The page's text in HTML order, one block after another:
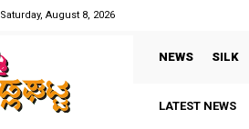
Saturday, August 8, 2026
NEWS SILK
LATEST NEWS